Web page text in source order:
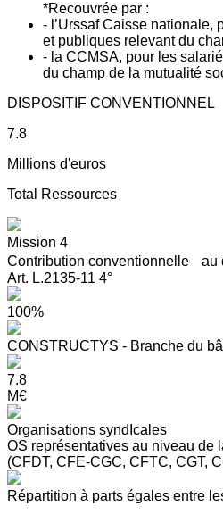
*Recouvrée par :
- l’Urssaf Caisse nationale,
et publiques relevant du
- la CCMSA, pour les
du champ de la mutualité
DISPOSITIF CONVENTIONNEL
7.8
Millions d'euros
Total Ressources
Mission 4
Contribution conventionnelle au
Art. L.2135-11 4°
100%
CONSTRUCTYS - Branche du
7.8
M€
Organisations syndIcales
OS représentatives au niveau de
(CFDT, CFE-CGC, CFTC, CGT,
Répartition à parts égales entre